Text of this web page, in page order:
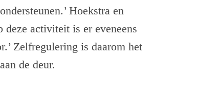
Hoekstra en
activiteit is er eveneens
Zelfregulering is daarom het
de deur.